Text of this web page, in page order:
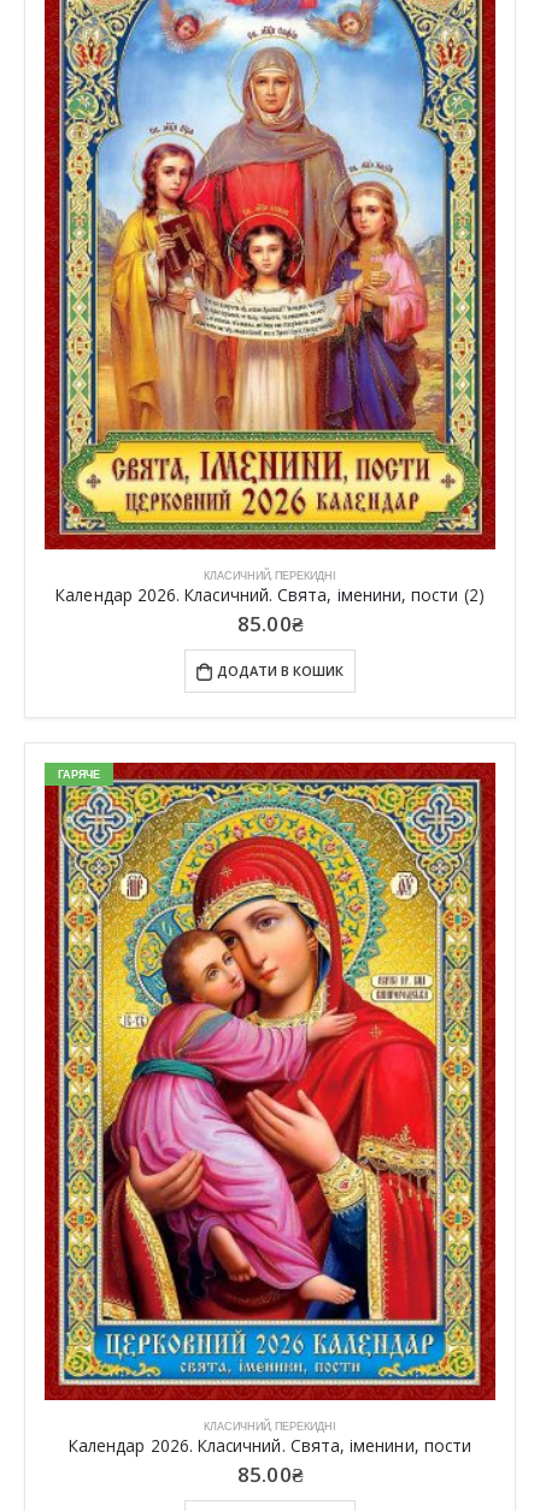
КЛАСИЧНИЙ,ПЕРЕКИДНІ
Календар 2026. Класичний. Свята, іменини, пости (2)
85.00₴
ДОДАТИ В КОШИК
ГАРЯЧЕ
КЛАСИЧНИЙ,ПЕРЕКИДНІ
Календар 2026. Класичний. Свята, іменини, пости
85.00₴